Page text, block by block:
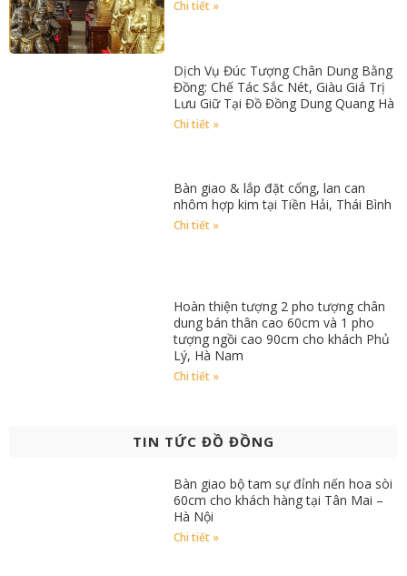
Chi tiết »
Dịch Vụ Đúc Tượng Chân Dung Bằng
Đồng: Chế Tác Sắc Nét, Giàu Giá Trị
Lưu Giữ Tại Đồ Đồng Dung Quang Hà
Chi tiết »
Bàn giao & lắp đặt cổng, lan can
nhôm hợp kim tại Tiền Hải, Thái Bình
Chi tiết »
Hoàn thiện tượng 2 pho tượng chân
dung bán thân cao 60cm và 1 pho
tượng ngồi cao 90cm cho khách Phủ
Lý, Hà Nam
Chi tiết »
TIN TỨC ĐỒ ĐỒNG
Bàn giao bộ tam sự đỉnh nến hoa sòi
60cm cho khách hàng tại Tân Mai –
Hà Nội
Chi tiết »